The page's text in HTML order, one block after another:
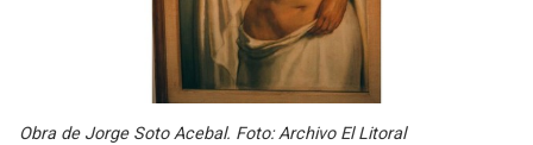
Obra de Jorge Soto Acebal. Foto: Archivo El Litoral